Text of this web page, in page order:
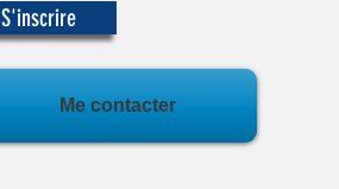
S'inscrire
Me contacter